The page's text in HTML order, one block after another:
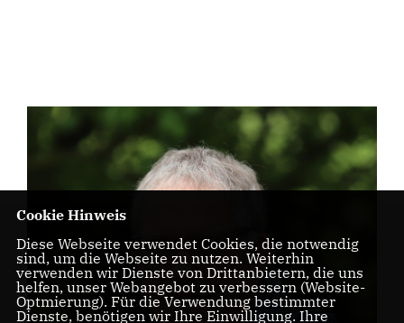
Cookie Hinweis
Diese Webseite verwendet Cookies, die notwendig
sind, um die Webseite zu nutzen. Weiterhin
verwenden wir Dienste von Drittanbietern, die uns
helfen, unser Webangebot zu verbessern (Website-
Optmierung). Für die Verwendung bestimmter
Dienste, benötigen wir Ihre Einwilligung. Ihre